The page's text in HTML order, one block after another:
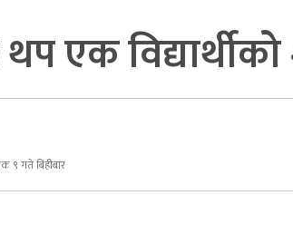
एक
९ गते बिहीबार